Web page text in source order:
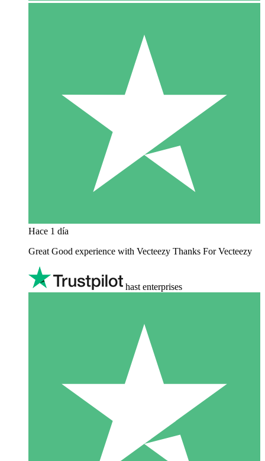
Hace 1 día
Great Good experience with Vecteezy Thanks For Vecteezy
hast enterprises